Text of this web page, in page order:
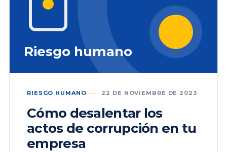
Riesgo humano
RIESGO HUMANO 22 DE NOVIEMBRE DE 2023
Cómo desalentar los
actos de corrupción en tu
empresa